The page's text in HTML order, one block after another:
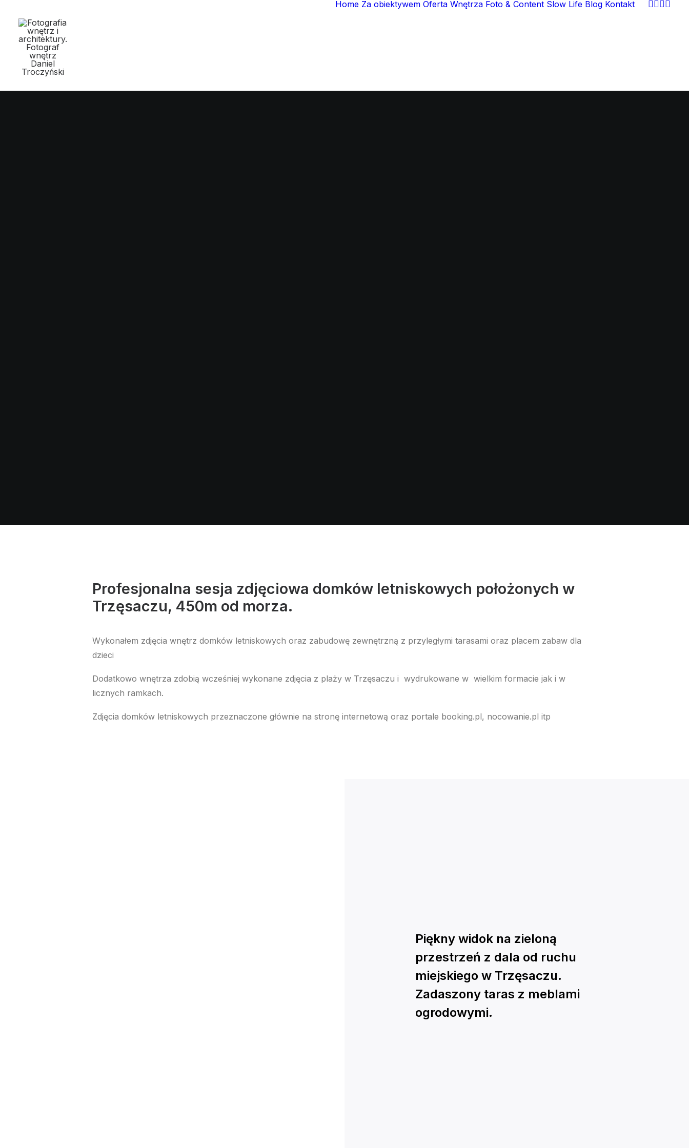
Home Za obiektywem Oferta Wnętrza Foto & Content Slow Life Blog Kontakt
Profesjonalna sesja zdjęciowa domków letniskowych położonych w
Trzęsaczu, 450m od morza.
Wykonałem zdjęcia wnętrz domków letniskowych oraz zabudowę zewnętrzną z przyległymi tarasami oraz placem zabaw dla
dzieci
Dodatkowo wnętrza zdobią wcześniej wykonane zdjęcia z plaży w Trzęsaczu i wydrukowane w wielkim formacie jak i w
licznych ramkach.
Zdjęcia domków letniskowych przeznaczone głównie na stronę internetową oraz portale booking.pl, nocowanie.pl itp
Piękny widok na zieloną
przestrzeń z dala od ruchu
miejskiego w Trzęsaczu.
Zadaszony taras z meblami
ogrodowymi.